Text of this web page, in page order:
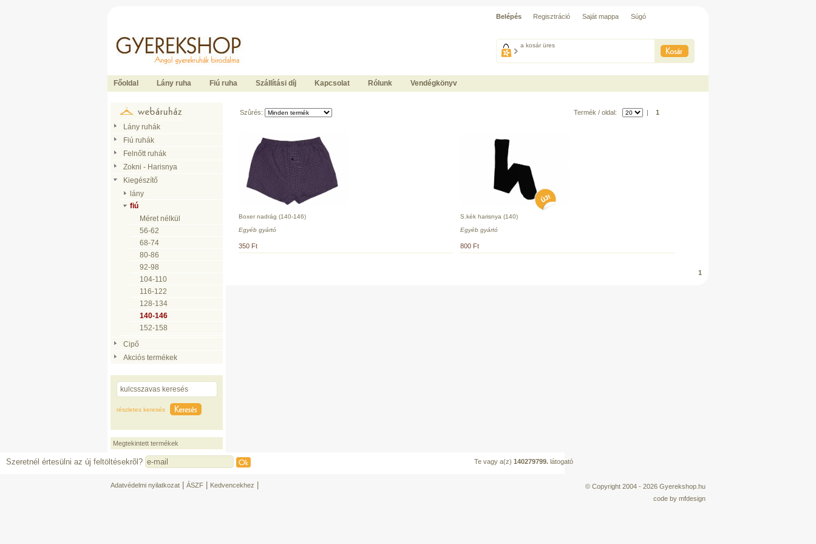
Belépés Regisztráció Saját mappa
Súgó
a kosár üres
Főoldal Lány ruha Fiú ruha Szállítási díj Kapcsolat Rólunk Vendégkönyv
Lány ruhák
Fiú ruhák
Felnőtt ruhák
Zokni - Harisnya
Kiegészítő
lány
fiú
Méret nélkül
56-62
68-74
80-86
92-98
104-110
116-122
128-134
140-146
152-158
Cipő
Akciós termékek
részletes keresés
Megtekintett termékek
Szûrés: Termék / oldal: | 1
Boxer nadrág (140-146)
Egyéb gyártó
350 Ft
S.kék harisnya (140)
Egyéb gyártó
800 Ft
1
Szeretnél értesülni az új feltöltésekrõl? Te vagy a(z) 140279799. látogató
Adatvédelmi nyilatkozat ÁSZF Kedvencekhez © Copyright 2004 - 2026 Gyerekshop.hu
code by mfdesign